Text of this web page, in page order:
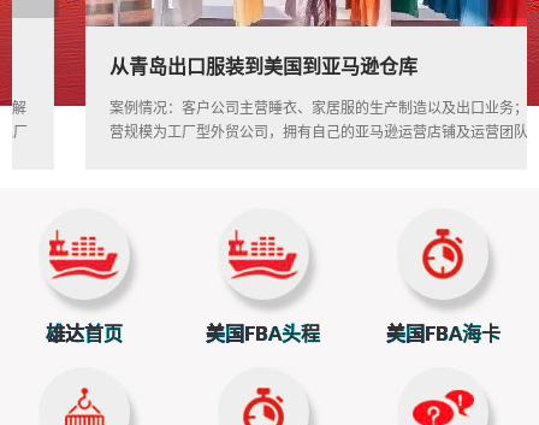
从青岛出口服装到美国到亚马逊仓库
案例情况：客户公司主营睡衣、家居服的生产制造以及出口业务；经
营规模为工厂型外贸公司，拥有自己的亚马逊运营店铺及运营团队。
雄达首页 美国FBA头程 美国FBA海卡